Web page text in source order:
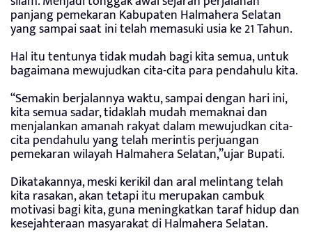
panjang pemekaran Kabupaten Halmahera Selatan
yang sampai saat ini telah memasuki usia ke 21 Tahun.
Hal itu tentunya tidak mudah bagi kita semua, untuk
bagaimana mewujudkan cita-cita para pendahulu kita.
“Semakin berjalannya waktu, sampai dengan hari ini,
kita semua sadar, tidaklah mudah memaknai dan
menjalankan amanah rakyat dalam mewujudkan cita-
cita pendahulu yang telah merintis perjuangan
pemekaran wilayah Halmahera Selatan,”ujar Bupati.
Dikatakannya, meski kerikil dan aral melintang telah
kita rasakan, akan tetapi itu merupakan cambuk
motivasi bagi kita, guna meningkatkan taraf hidup dan
kesejahteraan masyarakat di Halmahera Selatan.